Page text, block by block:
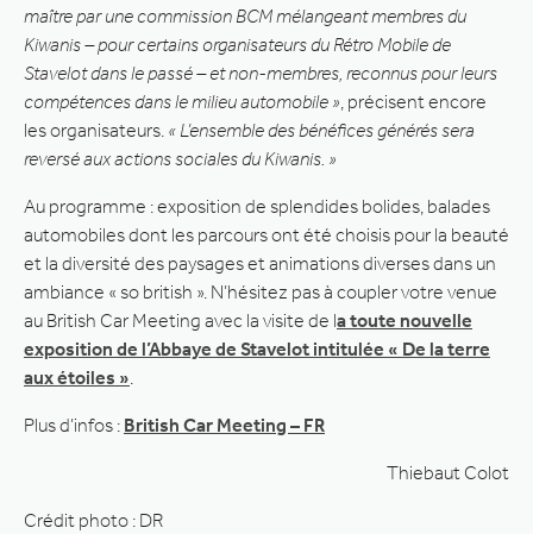
maître par une commission BCM mélangeant membres du
Kiwanis – pour certains organisateurs du Rétro Mobile de
Stavelot dans le passé – et non-membres, reconnus pour leurs
compétences dans le milieu automobile » , précisent encore
les organisateurs. « L’ensemble des bénéfices générés sera
reversé aux actions sociales du Kiwanis. »
Au programme : exposition de splendides bolides, balades
automobiles dont les parcours ont été choisis pour la beauté
et la diversité des paysages et animations diverses dans un
ambiance « so british ». N’hésitez pas à coupler votre venue
au British Car Meeting avec la visite de la toute nouvelle
exposition de l’Abbaye de Stavelot intitulée « De la terre
aux étoiles »
Plus d’infos : British Car Meeting – FR
Thiebaut Colot
Crédit photo : DR